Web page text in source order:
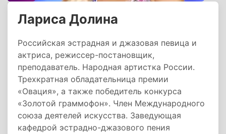
Лариса Долина
Российская эстрадная и джазовая певица и
актриса, режиссер-постановщик,
преподаватель. Народная артистка России.
Трехкратная обладательница премии
«Овация», а также победитель конкурса
«Золотой граммофон». Член Международного
союза деятелей искусства. Заведующая
кафедрой эстрадно-джазового пения